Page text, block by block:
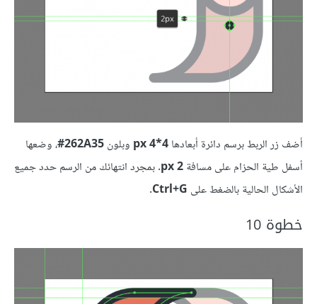
أضف زر الربط برسم دائرة أبعادها4*4 px وبلون262A35‏# ، وضعها
أسفل طية الحزام على مسافة2 px
. بمجرد انتهائك من الرسم حدد جميع
الأشكال الحالية بالضغط على Ctrl+G
.
خطوة 10